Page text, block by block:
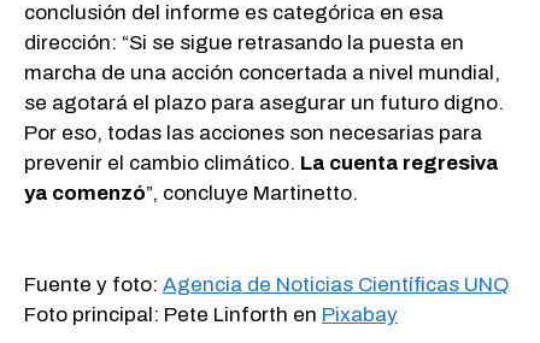
conclusión del informe es categórica en esa
dirección: “Si se sigue retrasando la puesta en
marcha de una acción concertada a nivel mundial,
se agotará el plazo para asegurar un futuro digno.
Por eso, todas las acciones son necesarias para
prevenir el cambio climático. La cuenta regresiva
ya comenzó”, concluye Martinetto.
Fuente y foto: Agencia de Noticias Científicas UNQ
Foto principal: Pete Linforth en Pixabay